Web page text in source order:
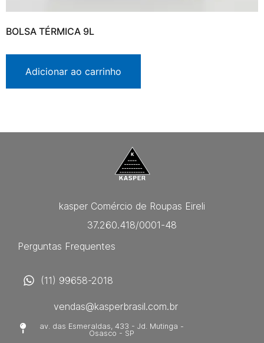
BOLSA TÉRMICA 9L
Adicionar ao carrinho
kasper Comércio de Roupas Eireli
37.260.418/0001-48
Perguntas Frequentes
(11) 99658-2018
vendas@kasperbrasil.com.br
av. das Esmeraldas, 433 - Jd. Mutinga -
Osasco - SP